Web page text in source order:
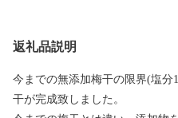
返礼品説明
今までの無添加梅干の限界(塩分
干が完成致しました。